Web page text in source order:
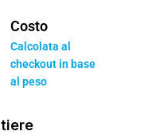
Costo
Calcolata al
checkout in base
al peso